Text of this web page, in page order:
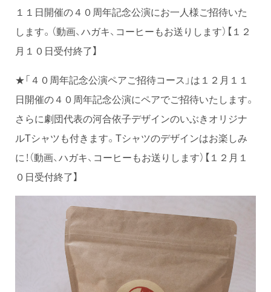
１１日開催の４０周年記念公演にお一人様ご招待いた
します。（動画、ハガキ、コーヒーもお送りします）【１２
月１０日受付終了】
★「４０周年記念公演ペアご招待コース」は１２月１１
日開催の４０周年記念公演にペアでご招待いたします。
さらに劇団代表の河合依子デザインのいぶきオリジナ
ルTシャツも付きます。Tシャツのデザインはお楽しみ
に！（動画、ハガキ、コーヒーもお送りします）【１２月１
０日受付終了】